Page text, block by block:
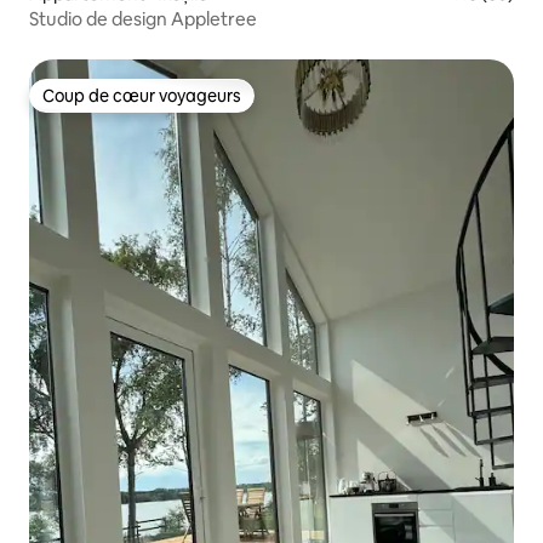
Studio de design Appletree
Coup de cœur voyageurs
Coup de cœur voyageurs